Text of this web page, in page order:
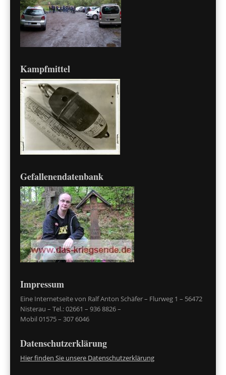
Kampfmittel
Gefallenendatenbank
Impressum
Eine Internetseite von Ralf Anton Schäfer – Flurweg 1 – 56472
Nisterau – Tel.: 02661 – 936 8826 –
Mobil 01575 – 307 6046
Datenschutzerklärung
Hier finden Sie unsere Datenschutzerklärung